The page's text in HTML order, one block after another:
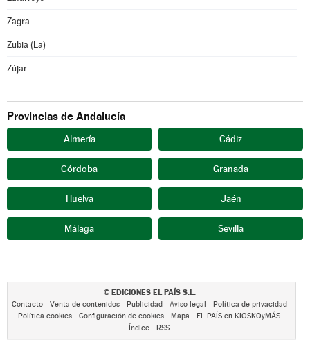
Zagra
Zubia (La)
Zújar
Provincias de Andalucía
Almería Cádiz
Córdoba Granada
Huelva Jaén
Málaga Sevilla
© EDICIONES EL PAÍS S.L.
Contacto Venta de contenidos Publicidad Aviso legal
Política de privacidad
Política cookies
Configuración de cookies Mapa
EL PAÍS en KIOSKOyMÁS
Índice
RSS